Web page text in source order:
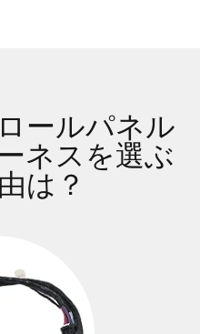
ールパネル
ネスを選ぶ
は？